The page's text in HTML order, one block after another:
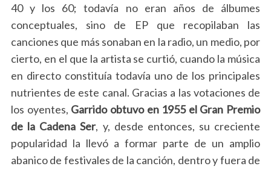
40 y los 60;todavía no eran años de álbumes
conceptuales, sino de EP que recopilaban las
canciones que más sonaban en la radio, un medio, por
cierto, en el que la artista se curtió, cuando la música
en directo constituía todavía uno de los principales
nutrientes de este canal. Gracias a las votaciones de
los oyentes, Garrido obtuvo en 1955 el Gran Premio
de la Cadena Ser, y, desde entonces, su creciente
popularidad la llevó a formar parte de un amplio
abanico de festivales de la canción, dentro y fuera de